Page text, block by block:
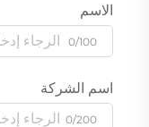
الاسم
0/100
اسم الشركة
0/200